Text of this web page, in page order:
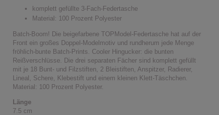
komplett gefüllte 3-Fach-Federtasche
Material: 100 Prozent Polyester
Batch-Boom! Die beigefarbene TOPModel-Federtasche hat auf der
Front ein großes Doppel-Modelmotiv und rundherum jede Menge
fröhlich-bunte Batch-Prints. Cooler Hingucker: die bunten
Reißverschlüsse. Die drei separaten Fächer sind komplett gefüllt
mit je 18 Bunt- und Filzstiften, 2 Bleistiften, Anspitzer, Radierer,
Lineal, Schere, Klebestift und einem kleinen Klett-Täschchen.
Material: 100 Prozent Polyester.
Länge
7.5 cm